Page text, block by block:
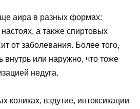
аира в разных формах:
а также спиртовых
от заболевания. Более того,
внутрь или наружно, что тоже
недуга.
коликах, вздутие, интоксикации